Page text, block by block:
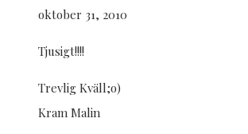
oktober 31, 2010
Tjusigt!!!!
Trevlig Kväll;o)
Kram Malin